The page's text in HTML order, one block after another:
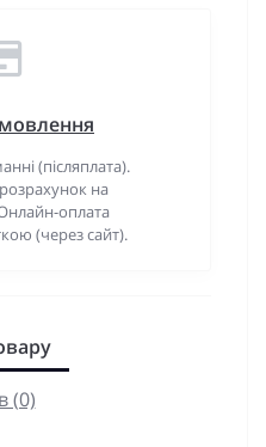
(післяплата).
на
оплата
(через сайт).
(0)